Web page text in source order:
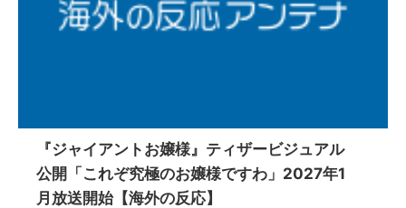
『ジャイアントお嬢様』ティザービジュアル
公開「これぞ究極のお嬢様ですわ」2027年1
月放送開始【海外の反応】